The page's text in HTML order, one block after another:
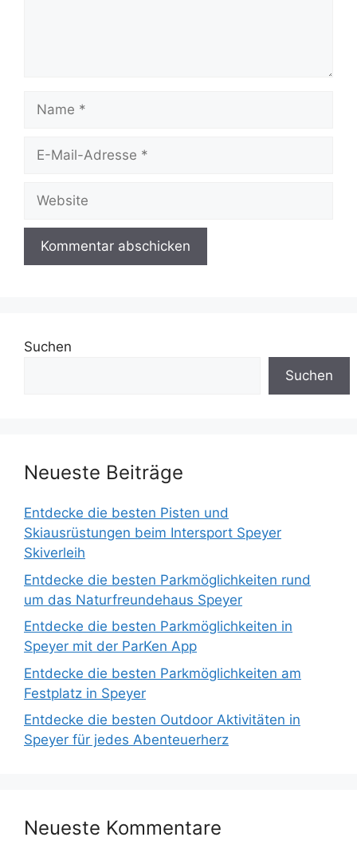
Name
Website
Suchen
Suchen
Neueste Beiträge
Entdecke die besten Pisten und
Skiausrüstungen beim Intersport Speyer
Skiverleih
Entdecke die besten Parkmöglichkeiten rund
um das Naturfreundehaus Speyer
Entdecke die besten Parkmöglichkeiten in
Speyer mit der ParKen App
Entdecke die besten Parkmöglichkeiten am
Festplatz in Speyer
Entdecke die besten Outdoor Aktivitäten in
Speyer für jedes Abenteuerherz
Neueste Kommentare